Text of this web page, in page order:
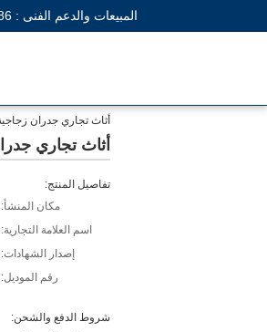
المبيعات والدعم الفنى : 85633690
أثاث تجاري جدران
أثاث تجاري
تفاصيل المنتج:
مكان المنشأ:
اسم العلامة التجارية:
إصدار الشهادات:
رقم الموديل:
شروط الدفع والشحن: